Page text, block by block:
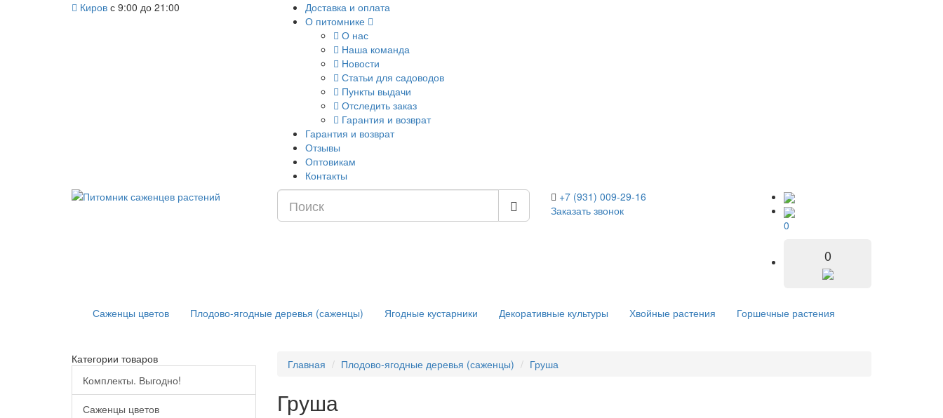
Киров с 9:00 до 21:00
Доставка и оплата
О питомнике
О нас
Наша команда
Новости
Статьи для садоводов
Пункты выдачи
Отследить заказ
Гарантия и возврат
Гарантия и возврат
Отзывы
Оптовикам
Контакты
+7 (931) 009-29-16
Заказать звонок
0
0
Саженцы цветов Плодово-ягодные деревья (саженцы) Ягодные кустарники Декоративные культуры Хвойные растения Горшечные растения
Категории товаров
Комплекты. Выгодно!
Саженцы цветов
Главная Плодово-ягодные деревья (саженцы) Груша
Груша